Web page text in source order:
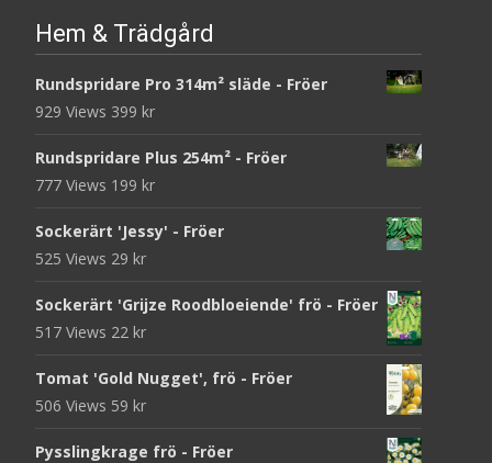
Hem & Trädgård
Rundspridare Pro 314m² släde - Fröer
929 Views 399 kr
Rundspridare Plus 254m² - Fröer
777 Views 199 kr
Sockerärt 'Jessy' - Fröer
525 Views 29 kr
Sockerärt 'Grijze Roodbloeiende' frö - Fröer
517 Views 22 kr
Tomat 'Gold Nugget', frö - Fröer
506 Views 59 kr
Pysslingkrage frö - Fröer